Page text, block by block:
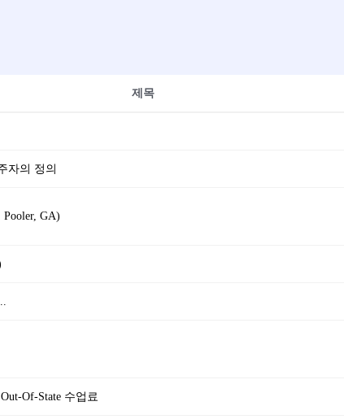
제목
자의 정의
GA)
Of-State 수업료